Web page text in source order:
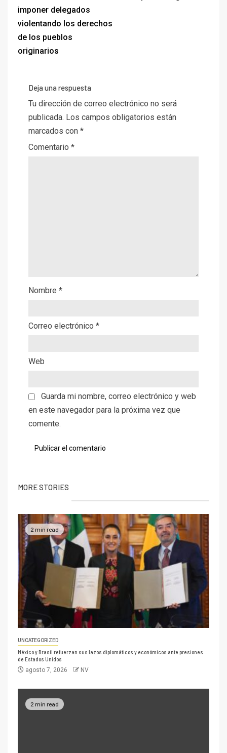
imponer delegados
violentando los derechos
de los pueblos
originarios
Deja una respuesta
Tu dirección de correo electrónico no será
publicada. Los campos obligatorios están
marcados con *
Comentario *
Nombre *
Correo electrónico *
Web
Guarda mi nombre, correo electrónico y web
en este navegador para la próxima vez que
comente.
MORE STORIES
2 min read
UNCATEGORIZED
México y Brasil refuerzan sus lazos diplomáticos y económicos ante presiones
de Estados Unidos
agosto 7, 2026 NV
2 min read